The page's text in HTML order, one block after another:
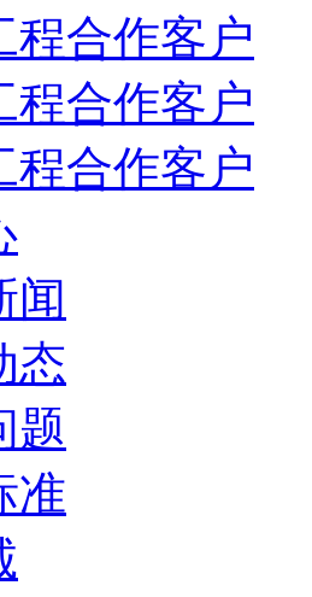
程合作客户
程合作客户
程合作客户
闻
态
题
准